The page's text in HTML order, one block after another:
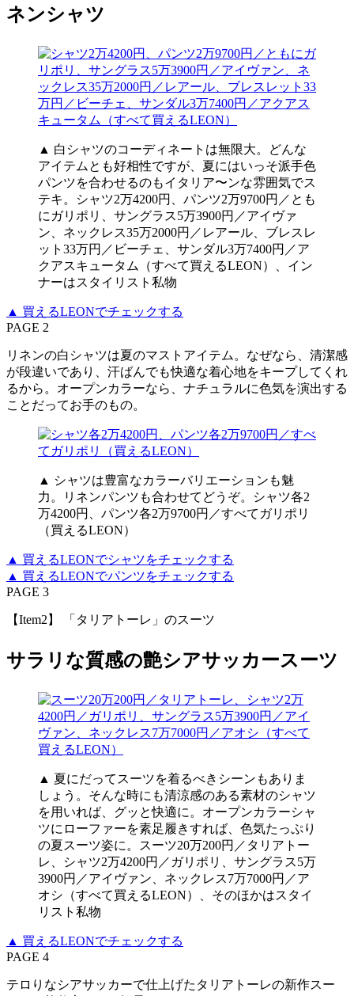
ネンシャツ
▲ 白シャツのコーディネートは無限大。どんな
アイテムとも好相性ですが、夏にはいっそ派手色
パンツを合わせるのもイタリア〜ンな雰囲気でス
テキ。シャツ2万4200円、パンツ2万9700円／とも
にガリポリ、サングラス5万3900円／アイヴァ
ン、ネックレス35万2000円／レアール、ブレスレ
ット33万円／ビーチェ、サンダル3万7400円／ア
クアスキュータム（すべて買えるLEON）、イン
ナーはスタイリスト私物
▲ 買えるLEONでチェックする
PAGE 2
リネンの白シャツは夏のマストアイテム。なぜなら、清潔感
が段違いであり、汗ばんでも快適な着心地をキープしてくれ
るから。オープンカラーなら、ナチュラルに色気を演出する
ことだってお手のもの。
▲ シャツは豊富なカラーバリエーションも魅
力。リネンパンツも合わせてどうぞ。シャツ各2
万4200円、パンツ各2万9700円／すべてガリポリ
（買えるLEON）
▲ 買えるLEONでシャツをチェックする
▲ 買えるLEONでパンツをチェックする
PAGE 3
【Item2】 「タリアトーレ」のスーツ
サラリな質感の艶シアサッカースーツ
▲ 夏にだってスーツを着るべきシーンもありま
しょう。そんな時にも清涼感のある素材のシャツ
を用いれば、グッと快適に。オープンカラーシャ
ツにローファーを素足履きすれば、色気たっぷり
の夏スーツ姿に。スーツ20万200円／タリアトー
レ、シャツ2万4200円／ガリポリ、サングラス5万
3900円／アイヴァン、ネックレス7万7000円／ア
オシ（すべて買えるLEON）、そのほかはスタイ
リスト私物
▲ 買えるLEONでチェックする
PAGE 4
テロりなシアサッカーで仕上げたタリアトーレの新作スー